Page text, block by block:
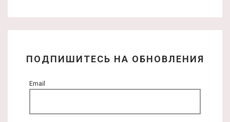
ПОДПИШИТЕСЬ НА ОБНОВЛЕНИЯ
Email